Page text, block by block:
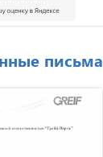
письма